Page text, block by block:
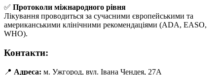
✅ Протоколи міжнародного рівня
Лікування проводиться за сучасними європейськими та
американськими клінічними рекомендаціями (ADA, EASO,
WHO).
Контакти:
📍 Адреса: м. Ужгород, вул. Івана Чендея, 27А